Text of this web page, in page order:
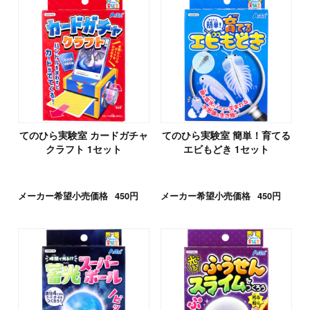
てのひら実験室 カードガチャ
クラフト 1セット
メーカー希望小売価格 450円
てのひら実験室 簡単！育てる
エビもどき 1セット
メーカー希望小売価格 450円